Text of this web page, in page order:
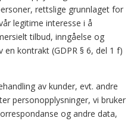
rettslige grunnlaget for
legitime interesse i å
tilbud, inngåelse og
kontrakt (GDPR § 6, del 1 f)
av kunder, evt. andre
personopplysninger, vi bruker
og andre data,